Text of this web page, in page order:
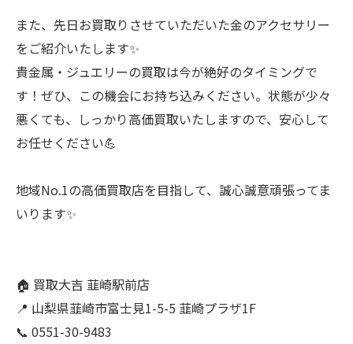
また、先日お買取りさせていただいた金のアクセサリー
をご紹介いたします✨
貴金属・ジュエリーの買取は今が絶好のタイミングで
す！ぜひ、この機会にお持ち込みください。状態が少々
悪くても、しっかり高価買取いたしますので、安心して
お任せください💪
地域No.1の高価買取店を目指して、誠心誠意頑張ってま
いります✨
🏠 買取大吉 韮崎駅前店
📍 山梨県韮崎市富士見1-5-5 韮崎プラザ1F
📞 0551-30-9483